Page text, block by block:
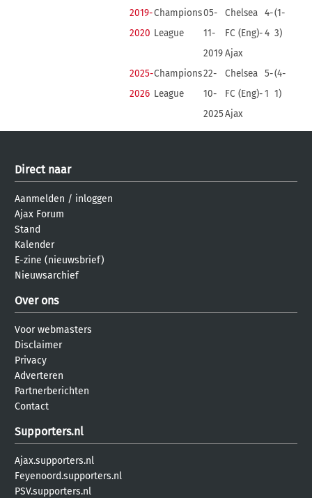
2019-
2020
Champions
League
05-
11-
2019
Chelsea
FC (Eng)-
Ajax
4-
4
(1-
3)
2025-
2026
Champions
League
22-
10-
2025
Chelsea
FC (Eng)-
Ajax
5-
1
(4-
1)
Direct naar
Aanmelden / inloggen
Ajax Forum
Stand
Kalender
E-zine (nieuwsbrief)
Nieuwsarchief
Over ons
Voor webmasters
Disclaimer
Privacy
Adverteren
Partnerberichten
Contact
Supporters.nl
Ajax.supporters.nl
Feyenoord.supporters.nl
PSV.supporters.nl